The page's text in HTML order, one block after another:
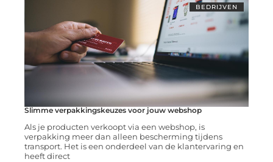
BEDRIJVEN
Slimme verpakkingskeuzes voor jouw webshop
Als je producten verkoopt via een webshop, is
verpakking meer dan alleen bescherming tijdens
transport. Het is een onderdeel van de klantervaring en
heeft direct